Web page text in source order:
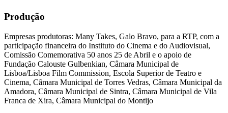
Produção
Empresas produtoras: Many Takes, Galo Bravo, para a RTP, com a
participação financeira do Instituto do Cinema e do Audiovisual,
Comissão Comemorativa 50 anos 25 de Abril e o apoio de
Fundação Calouste Gulbenkian, Câmara Municipal de
Lisboa/Lisboa Film Commission, Escola Superior de Teatro e
Cinema, Câmara Municipal de Torres Vedras, Câmara Municipal da
Amadora, Câmara Municipal de Sintra, Câmara Municipal de Vila
Franca de Xira, Câmara Municipal do Montijo